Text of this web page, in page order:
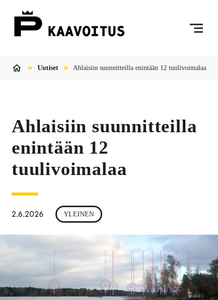
Uutiset Ahlaisiin suunnitteilla enintään 12 tuulivoimalaa
Ahlaisiin suunnitteilla
enintään 12
tuulivoimalaa
2.6.2026 YLEINEN